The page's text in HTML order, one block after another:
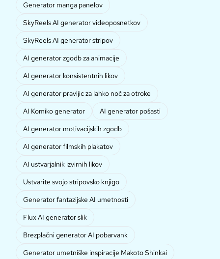
Generator manga panelov
SkyReels AI generator videoposnetkov
SkyReels AI generator stripov
AI generator zgodb za animacije
AI generator konsistentnih likov
AI generator pravljic za lahko noč za otroke
AI Komiko generator
AI generator pošasti
AI generator motivacijskih zgodb
AI generator filmskih plakatov
AI ustvarjalnik izvirnih likov
Ustvarite svojo stripovsko knjigo
Generator fantazijske AI umetnosti
Flux AI generator slik
Brezplačni generator AI pobarvank
Generator umetniške inspiracije Makoto Shinkai